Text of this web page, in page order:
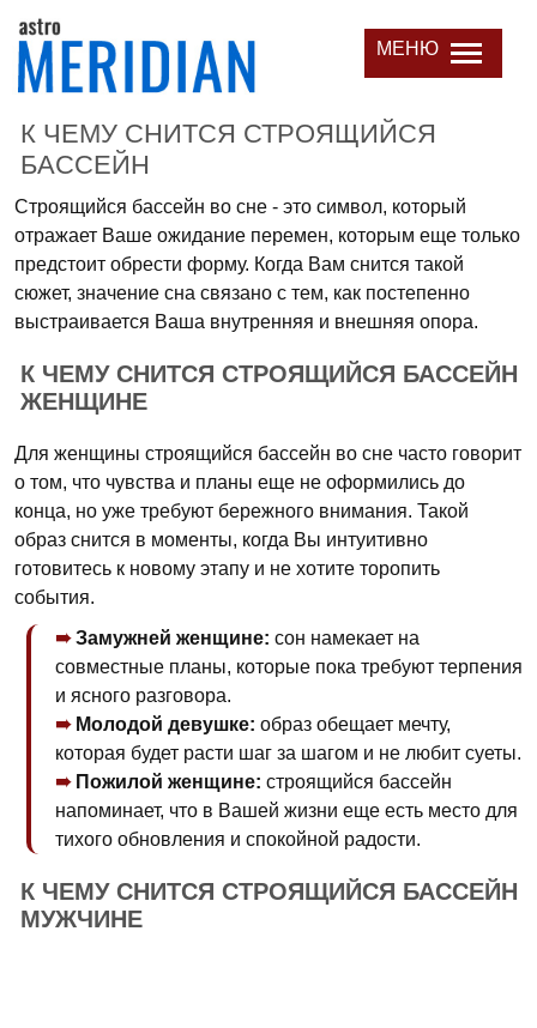
МЕНЮ
К ЧЕМУ СНИТСЯ СТРОЯЩИЙСЯ
БАССЕЙН
Строящийся бассейн во сне - это символ, который
отражает Ваше ожидание перемен, которым еще только
предстоит обрести форму. Когда Вам снится такой
сюжет, значение сна связано с тем, как постепенно
выстраивается Ваша внутренняя и внешняя опора.
К ЧЕМУ СНИТСЯ СТРОЯЩИЙСЯ БАССЕЙН
ЖЕНЩИНЕ
Для женщины строящийся бассейн во сне часто говорит
о том, что чувства и планы еще не оформились до
конца, но уже требуют бережного внимания. Такой
образ снится в моменты, когда Вы интуитивно
готовитесь к новому этапу и не хотите торопить
события.
Замужней женщине: сон намекает на
совместные планы, которые пока требуют терпения
и ясного разговора.
Молодой девушке: образ обещает мечту,
которая будет расти шаг за шагом и не любит суеты.
Пожилой женщине: строящийся бассейн
напоминает, что в Вашей жизни еще есть место для
тихого обновления и спокойной радости.
К ЧЕМУ СНИТСЯ СТРОЯЩИЙСЯ БАССЕЙН
МУЖЧИНЕ